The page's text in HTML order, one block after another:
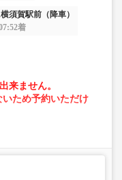
須賀駅前（降車）
着
来ません。
いため予約いただけ
います。これに伴